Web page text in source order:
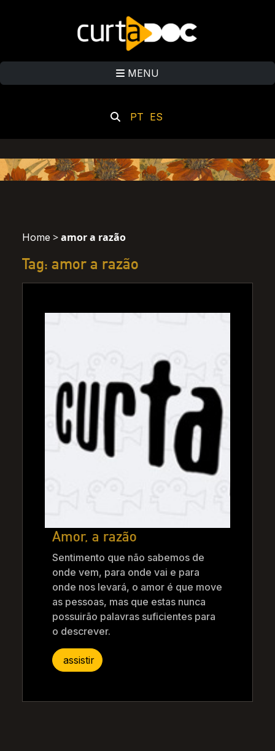
MENU
PT ES
Home >amor a razão
Tag: amor a razão
Amor, a razão
Sentimento que não sabemos de
onde vem, para onde vai e para
onde nos levará, o amor é que move
as pessoas, mas que estas nunca
possuirão palavras suficientes para
o descrever.
assistir